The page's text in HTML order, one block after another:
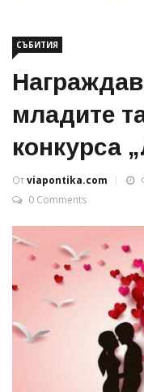
СЪБИТИЯ
младите
конкурса
Отviapontika.com
0 Comments